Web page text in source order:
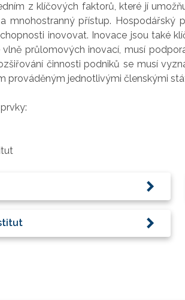
z klíčových faktorů, které jí
mnohostranný přístup.
inovovat. Inovace jsou také
průlomových inovací, musí
činnosti podniků se musí
prováděným jednotlivými členskými